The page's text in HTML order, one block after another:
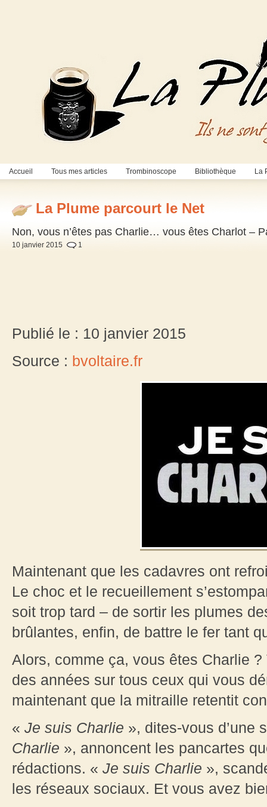
Accueil Tous mes articles Trombinoscope Bibliothèque La
La Plume parcourt le Net
Non, vous n’êtes pas Charlie… vous êtes Charlot –
10 janvier 2015 1
Publié le : 10 janvier 2015
Source : bvoltaire.fr
Maintenant que les cadavres ont
Le choc et le recueillement
soit trop tard – de sortir les plumes
brûlantes, enfin, de battre le fer tant
Alors, comme ça, vous êtes Charlie
des années sur tous ceux qui vous
maintenant que la mitraille retentit
« Je suis Charlie », dites-vous d’une
Charlie », annoncent les pancartes
rédactions. « Je suis Charlie »,
les réseaux sociaux. Et vous avez